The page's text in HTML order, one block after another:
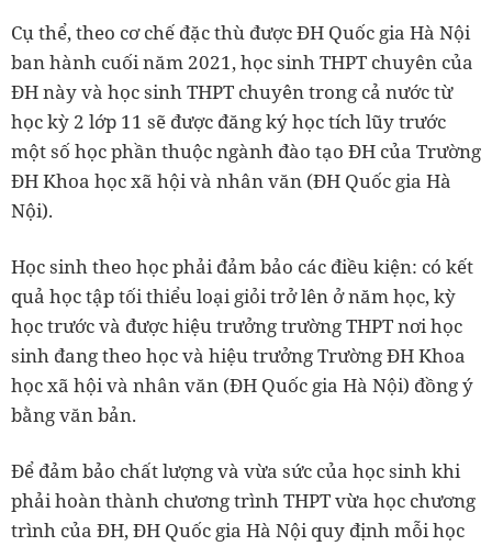
Cụ thể, theo cơ chế đặc thù được ĐH Quốc gia Hà Nội
ban hành cuối năm 2021, học sinh THPT chuyên của
ĐH này và học sinh THPT chuyên trong cả nước từ
học kỳ 2 lớp 11 sẽ được đăng ký học tích lũy trước
một số học phần thuộc ngành đào tạo ĐH của Trường
ĐH Khoa học xã hội và nhân văn (ĐH Quốc gia Hà
Nội).
Học sinh theo học phải đảm bảo các điều kiện: có kết
quả học tập tối thiểu loại giỏi trở lên ở năm học, kỳ
học trước và được hiệu trưởng trường THPT nơi học
sinh đang theo học và hiệu trưởng Trường ĐH Khoa
học xã hội và nhân văn (ĐH Quốc gia Hà Nội) đồng ý
bằng văn bản.
Để đảm bảo chất lượng và vừa sức của học sinh khi
phải hoàn thành chương trình THPT vừa học chương
trình của ĐH, ĐH Quốc gia Hà Nội quy định mỗi học